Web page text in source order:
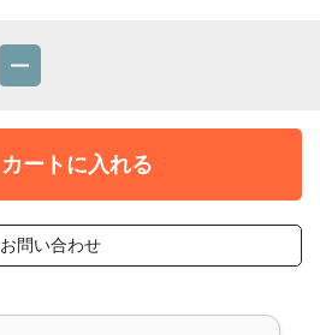
カートに入れる
お問い合わせ